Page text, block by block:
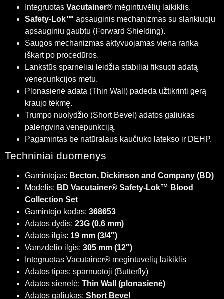
Integruotas Vacutainer® mėgintuvėlių laikiklis.
Safety-Lok™ apsauginis mechanizmas su slankiuoju
apsauginiu gaubtu (Forward Shielding).
Saugos mechanizmas aktyvuojamas viena ranka
iškart po procedūros.
Lankstūs sparneliai leidžia stabiliai fiksuoti adatą
venepunkcijos metu.
Plonasienė adata (Thin Wall) padeda užtikrinti gerą
kraujo tėkmę.
Trumpo nuolydžio (Short Bevel) adatos galiukas
palengvina venepunkciją.
Pagamintas be natūralaus kaučiuko latekso ir DEHP.
Techniniai duomenys
Gamintojas: Becton, Dickinson and Company (BD)
Modelis: BD Vacutainer® Safety-Lok™ Blood
Collection Set
Gamintojo kodas: 368653
Adatos dydis: 23G (0,6 mm)
Adatos ilgis: 19 mm (3/4″)
Vamzdelio ilgis: 305 mm (12″)
Integruotas Vacutainer® mėgintuvėlių laikiklis
Adatos tipas: sparnuotoji (Butterfly)
Adatos sienelė: Thin Wall (plonasienė)
Adatos galiukas: Short Bevel